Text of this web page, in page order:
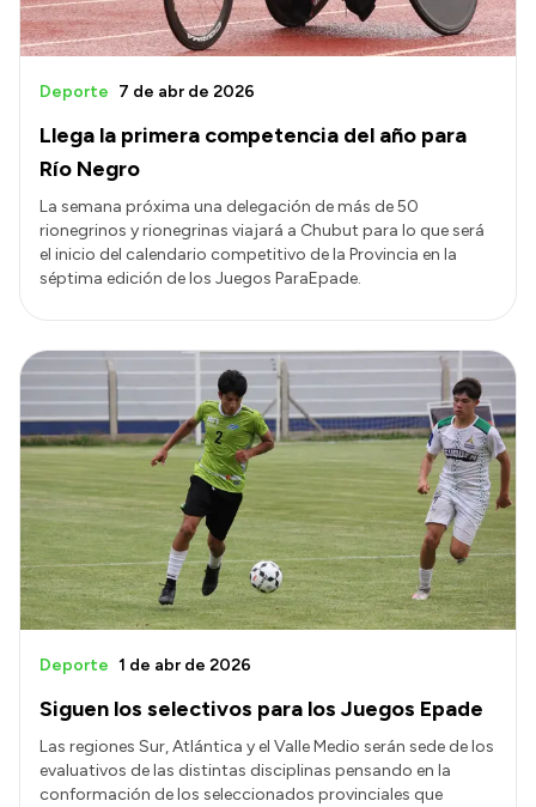
Llega la primera competencia del año para
Río Negro
Deporte 7 de abr de 2026
La semana próxima una delegación de más de 50
rionegrinos y rionegrinas viajará a Chubut para lo que será
el inicio del calendario competitivo de la Provincia en la
séptima edición de los Juegos ParaEpade.
Siguen los selectivos para los Juegos Epade
Deporte 1 de abr de 2026
Las regiones Sur, Atlántica y el Valle Medio serán sede de los
evaluativos de las distintas disciplinas pensando en la
conformación de los seleccionados provinciales que